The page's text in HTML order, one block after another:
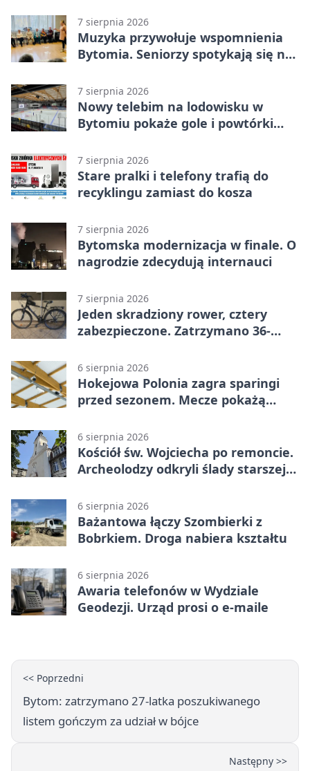
7 sierpnia 2026
Muzyka przywołuje wspomnienia
Bytomia. Seniorzy spotykają się na
7 sierpnia 2026
Nowy telebim na lodowisku w
Bytomiu pokaże gole i powtórki
7 sierpnia 2026
Stare pralki i telefony trafią do
recyklingu zamiast do kosza
7 sierpnia 2026
Bytomska modernizacja w finale. O
nagrodzie zdecydują internauci
7 sierpnia 2026
Jeden skradziony rower, cztery
zabezpieczone. Zatrzymano 36-
6 sierpnia 2026
Hokejowa Polonia zagra sparingi
przed sezonem. Mecze pokażą
6 sierpnia 2026
Kościół św. Wojciecha po remoncie.
Archeolodzy odkryli ślady starszej
6 sierpnia 2026
Bażantowa łączy Szombierki z
Bobrkiem. Droga nabiera kształtu
6 sierpnia 2026
Awaria telefonów w Wydziale
Geodezji. Urząd prosi o e-maile
<< Poprzedni
Bytom: zatrzymano 27-latka poszukiwanego
listem gończym za udział w bójce
Następny >>